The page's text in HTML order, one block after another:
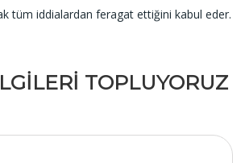
tüm iddialardan feragat ettiğini kabul eder.
TOPLUYORUZ